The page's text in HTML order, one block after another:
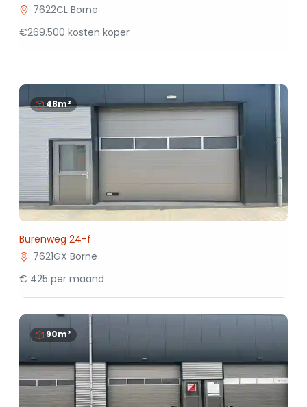
7622CL Borne
€269.500 kosten koper
48m²
Burenweg 24-f
7621GX Borne
€ 425 per maand
90m²